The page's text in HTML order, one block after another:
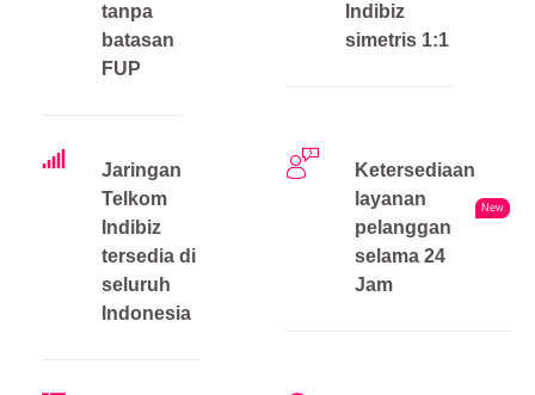
tanpa
batasan
FUP
Indibiz
simetris 1:1
Jaringan
Telkom
Indibiz
tersedia di
seluruh
Indonesia
Ketersediaan
layanan
pelanggan
selama 24
Jam
New